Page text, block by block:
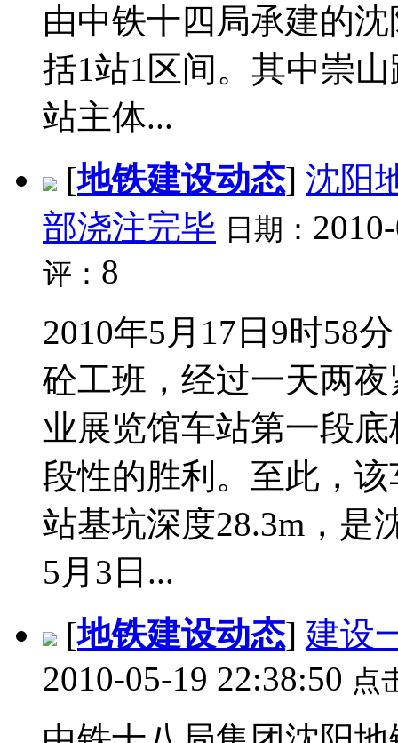
由中铁十四局承建的
括1站1区间。其中崇
站主体...
[地铁建设动态] 沈阳
部浇注完毕 日期：
评： 8
2010年5月17日9时58
砼工班，经过一天两
业展览馆车站第一段
段性的胜利。至此，
站基坑深度28.3m，是
5月3日...
[地铁建设动态] 建设
2010-05-19 22:38:50 点